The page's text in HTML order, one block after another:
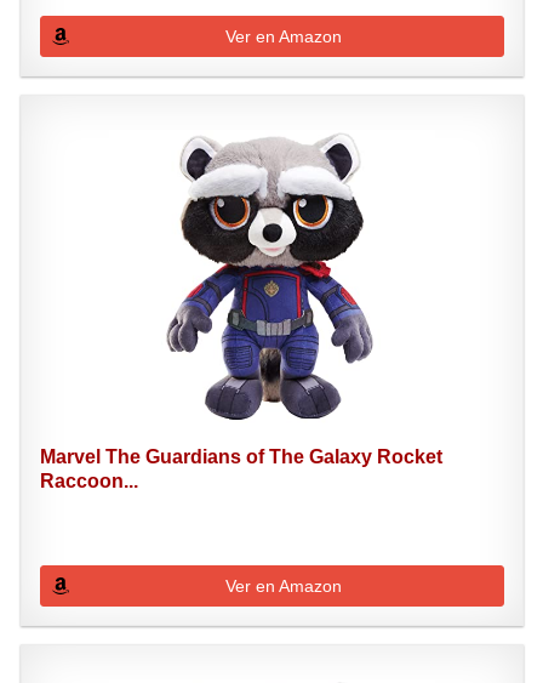
Ver en Amazon
Marvel The Guardians of The Galaxy Rocket
Raccoon...
Ver en Amazon